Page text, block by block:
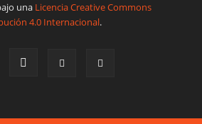
una Licencia Creative Commons
4.0 Internacional.